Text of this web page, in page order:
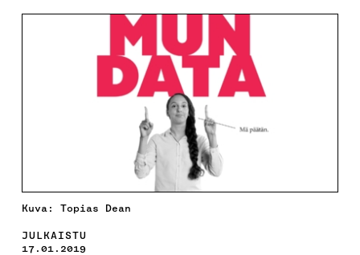
Kuva: Topias Dean
JULKAISTU
17.01.2019